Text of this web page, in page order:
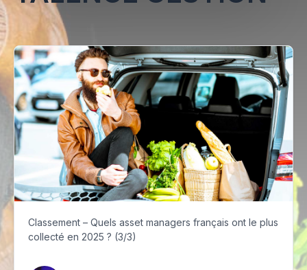
Classement – Quels asset managers français ont le plus
collecté en 2025 ? (3/3)